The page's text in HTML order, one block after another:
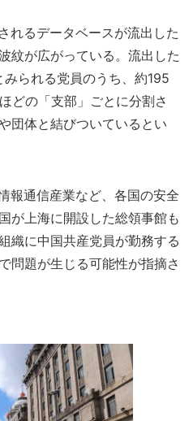
れるデータベースが流出した
紋が広がっている。流出した
られる党員のうち、約195
どの「支部」ごとに分割さ
団体と結びついているとい
報通信産業など、各国の安全
が上海に開設した総領事館も
織に中国共産党員が勤務する
問題が生じる可能性が指摘さ